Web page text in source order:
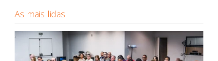
As mais lidas